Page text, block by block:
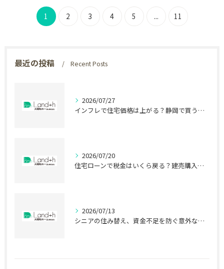
とはありませんか？夢のマイホ
ームは人生で一番大きな…
疑問が浮かびます。家を買うな
ら、子どもが生まれる…
1 2 3 4 5 ... 11
最近の投稿 Recent Posts
2026/07/27
インフレで住宅価格は上がる？静岡で買う前に知る盲点
2026/07/20
住宅ローンで税金はいくら戻る？建売購入前の盲点
2026/07/13
シニアの住み替え、資金不足を防ぐ意外な盲点